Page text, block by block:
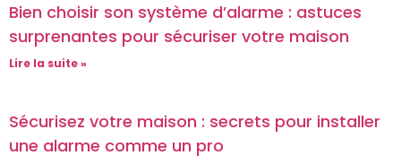
Bien choisir son système d’alarme : astuces
surprenantes pour sécuriser votre maison
Lire la suite »
Sécurisez votre maison : secrets pour installer
une alarme comme un pro